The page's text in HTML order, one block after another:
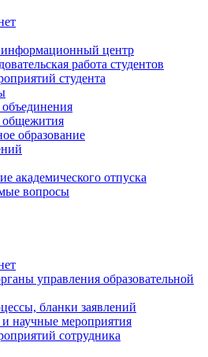
центр
работа студентов
студента
общежития
образование
академического отпуска
вопросы
управления образовательной
бланки заявлений
научные мероприятия
сотрудника